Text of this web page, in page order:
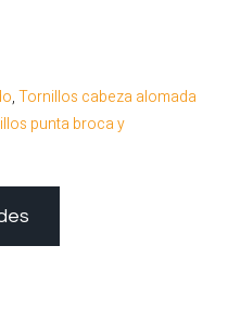
,Tornillos cabeza alomada
punta broca y